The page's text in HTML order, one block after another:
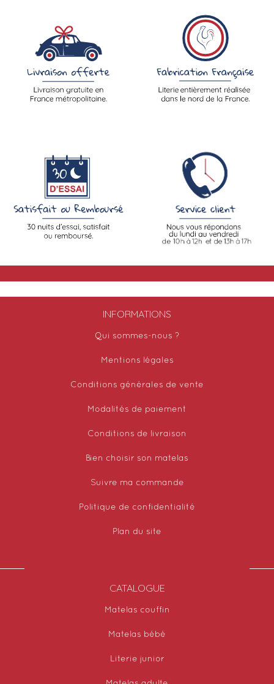
INFORMATIONS
Qui sommes-nous ?
Mentions légales
Conditions générales de vente
Modalités de paiement
Conditions de livraison
Bien choisir son matelas
Suivre ma commande
Politique de confidentialité
Plan du site
CATALOGUE
Matelas couffin
Matelas bébé
Literie junior